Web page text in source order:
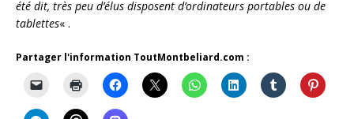
été dit, très peu d’élus disposent d’ordinateurs portables ou de
tablettes« .
Partager l'information ToutMontbeliard.com :